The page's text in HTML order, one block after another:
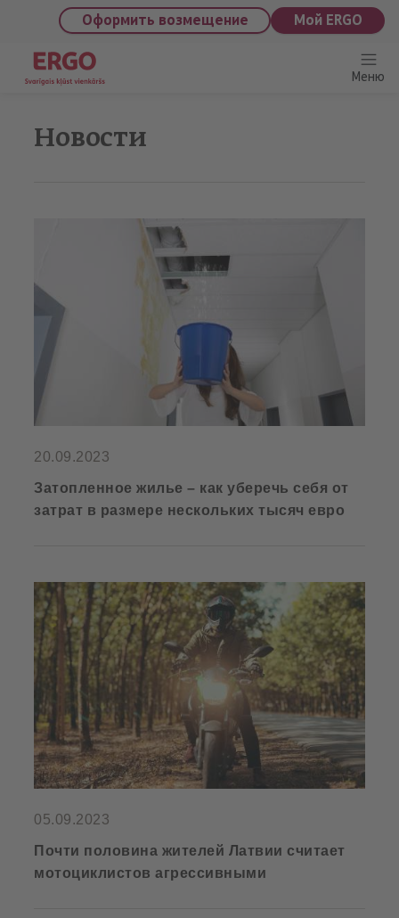
saturu
Оформить возмещение Мой ERGO
Меню
Новости
20.09.2023
Затопленное жилье – как уберечь себя от
затрат в размере нескольких тысяч евро
05.09.2023
Почти половина жителей Латвии считает
мотоциклистов агрессивными